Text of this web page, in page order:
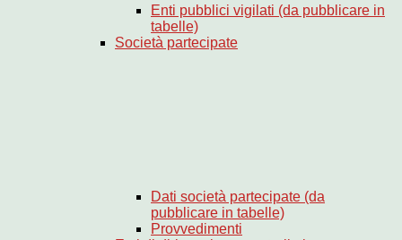
Enti pubblici vigilati (da pubblicare in
tabelle)
Società partecipate
Dati società partecipate (da
pubblicare in tabelle)
Provvedimenti